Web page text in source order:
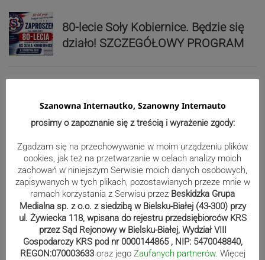
80-lecie Soły Kobiernice. Będzie się
działo! SZCZEGÓŁOWY PROGRAM
polo. Kilkadziesiąt drużyn z całej
Europy rywalizowało przez trzy dni
Nakamura z dubletem w Wiśle.
Dyskwalifikacja Waszka zmieniła
klasyfikację Polaków
Reklama
Szanowna Internautko, Szanowny Internauto
prosimy o zapoznanie się z treścią i wyrażenie zgody:
Zgadzam się na przechowywanie w moim urządzeniu plików
cookies, jak też na przetwarzanie w celach analizy moich
zachowań w niniejszym Serwisie moich danych osobowych,
zapisywanych w tych plikach, pozostawianych przeze mnie w
ramach korzystania z Serwisu przez Beskidzka Grupa
Medialna sp. z o.o. z siedzibą w Bielsku-Białej (43-300) przy
ul. Żywiecka 118, wpisana do rejestru przedsiębiorców KRS
przez Sąd Rejonowy w Bielsku-Białej, Wydział VIII
Gospodarczy KRS pod nr 0000144865 , NIP: 5470048840,
REGON:070003633 oraz jego Zaufanych partnerów. Więcej